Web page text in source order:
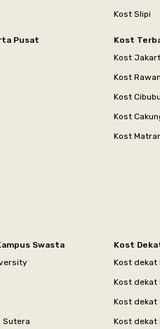
Pusat
Kost Slipi
Kost
Kost
Kost
Kost
Kost
Kost
Swasta
Sutera
Kost
Kost dekat
Kost dekat
Kost dekat
Kost dekat